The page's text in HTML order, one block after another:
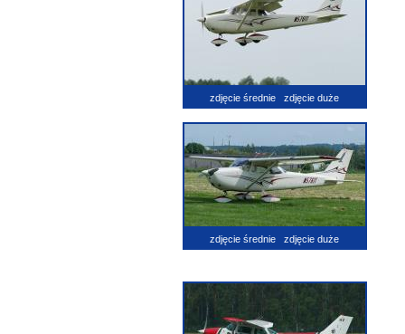
zdjęcie średnie zdjęcie duże
zdjęcie średnie zdjęcie duże